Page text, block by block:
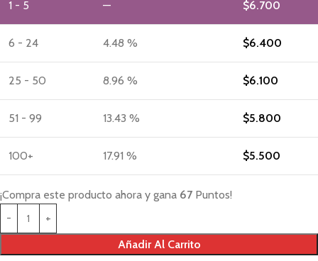
1 - 5 — $6.700
6 - 24 4.48 % $6.400
25 - 50 8.96 % $6.100
51 - 99 13.43 % $5.800
100+ 17.91 % $5.500
¡Compra este producto ahora y gana 67 Puntos!
Añadir Al Carrito